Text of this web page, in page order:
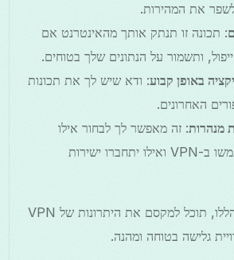
את המהירות.
: תכונה זו תנתק אותך מהאינטרנט אם
באופן קבוע: ודא שיש לך את תכונות
האחרונים.
מנהרות: זה מאפשר לך לבחור אילו
אפליקציות ישתמשו ב-VPN ואילו יתחברו ישירות
על ידי ביצוע הטיפים הללו, תוכל למקסם את היתרונות של VPN